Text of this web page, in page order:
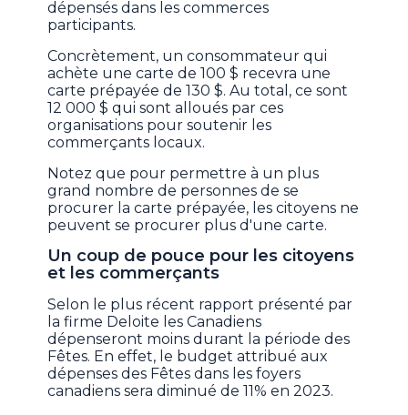
dépensés dans les commerces
participants.
Concrètement, un consommateur qui
achète une carte de 100 $ recevra une
carte prépayée de 130 $. Au total, ce sont
12 000 $ qui sont alloués par ces
organisations pour soutenir les
commerçants locaux.
Notez que pour permettre à un plus
grand nombre de personnes de se
procurer la carte prépayée, les citoyens ne
peuvent se procurer plus d'une carte.
Un coup de pouce pour les citoyens
et les commerçants
Selon le plus récent rapport présenté par
la firme Deloite les Canadiens
dépenseront moins durant la période des
Fêtes. En effet, le budget attribué aux
dépenses des Fêtes dans les foyers
canadiens sera diminué de 11% en 2023.